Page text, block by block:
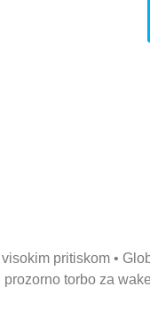
pritiskom •
torbo za